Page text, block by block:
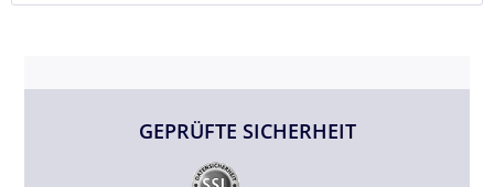
GEPRÜFTE SICHERHEIT